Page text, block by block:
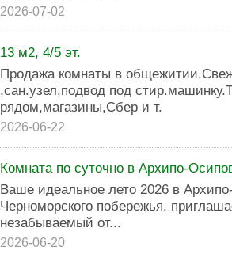
2026-07-02
13 м2, 4/5 эт.
Продажа комнаты в
,сан.узел,подвод под
рядом,магазины,Сбер и т.
2026-06-22
Комната по суточно в Архипо-
Ваше идеальное лето 2026 в
Черноморского побережья,
незабываемый от...
2026-06-20